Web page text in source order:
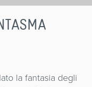
la fantasia degli